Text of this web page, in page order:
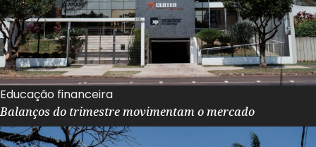
Educação financeira
Balanços do trimestre movimentam o mercado